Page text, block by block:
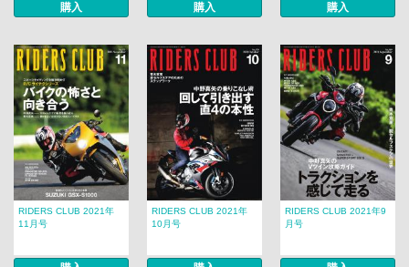
購入 購入 購入
RIDERS CLUB 2021年
11月号
RIDERS CLUB 2021年
10月号
RIDERS CLUB 2021年9
月号